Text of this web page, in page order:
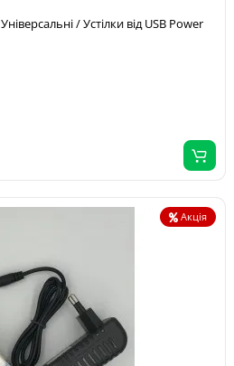
/ Устілки від USB Power
Акція